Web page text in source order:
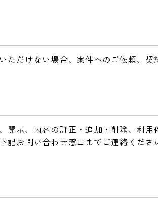
だけない場合、案件へのご依頼、
示、内容の訂正・追加・削除、利
お問い合わせ窓口までご連絡くださ